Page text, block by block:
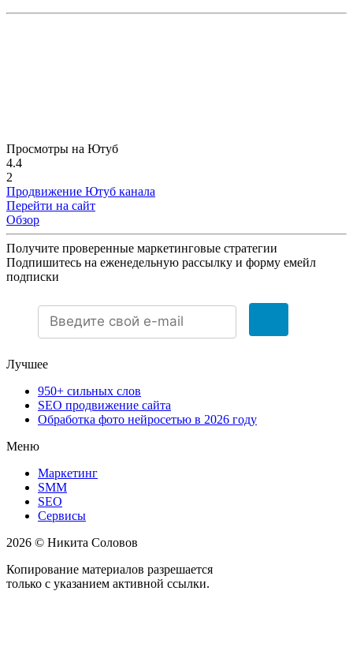
Просмотры на Ютуб
4.4
2
Продвижение Ютуб канала
Перейти на сайт
Обзор
Получите проверенные маркетинговые стратегии
Подпишитесь на еженедельную рассылку и форму емейл
подписки
Лучшее
950+ сильных слов
SEO продвижение сайта
Обработка фото нейросетью в 2026 году
Меню
Маркетинг
SMM
SEO
Сервисы
2026 © Никита Соловов
Копирование материалов разрешается
только с указанием активной ссылки.